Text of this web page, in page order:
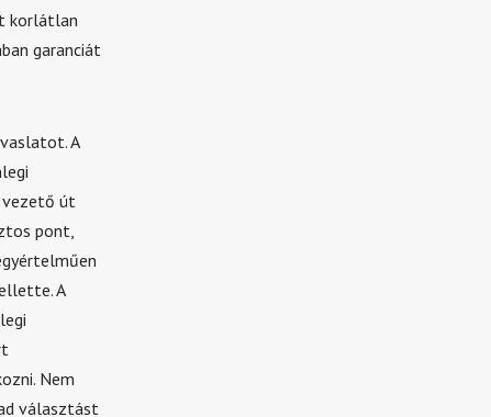
korlátlan
garanciát
A
vezető út
pont,
A
Nem
választást